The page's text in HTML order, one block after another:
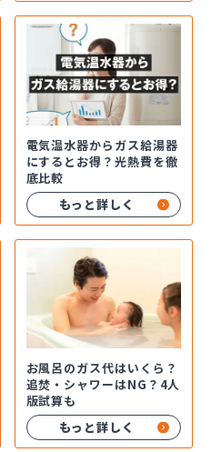
電気温水器からガス給湯器
にするとお得？光熱費を徹
底比較
もっと詳しく
お風呂のガス代はいくら？
追焚・シャワーはNG？4人
版試算も
もっと詳しく